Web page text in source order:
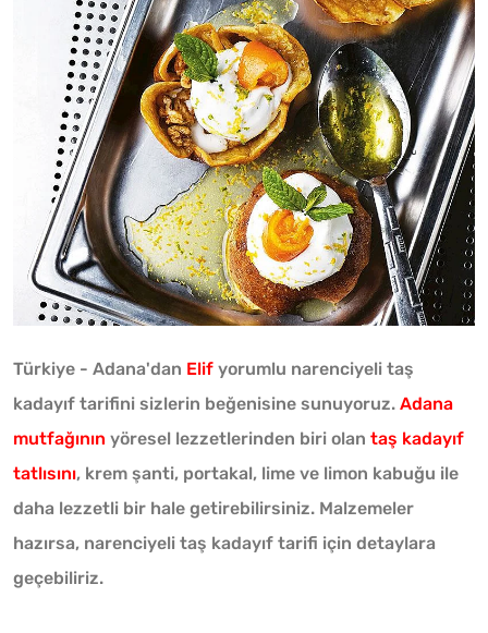
Türkiye - Adana'dan Elif yorumlu narenciyeli taş
kadayıf tarifini sizlerin beğenisine sunuyoruz. Adana
mutfağının yöresel lezzetlerinden biri olan taş kadayıf
tatlısını, krem şanti, portakal, lime ve limon kabuğu ile
daha lezzetli bir hale getirebilirsiniz. Malzemeler
hazırsa, narenciyeli taş kadayıf tarifi için detaylara
geçebiliriz.